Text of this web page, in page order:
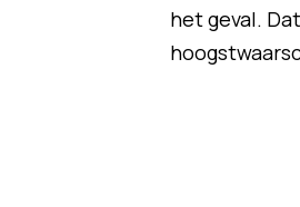
het geval.